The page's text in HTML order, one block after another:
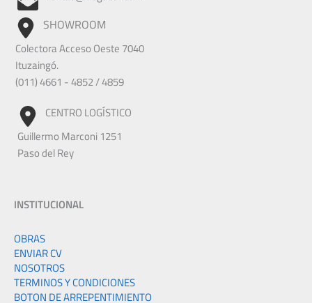
SHOWROOM
Colectora Acceso Oeste 7040
Ituzaingó.
(011) 4661 - 4852 / 4859
CENTRO LOGÍSTICO
Guillermo Marconi 1251
Paso del Rey
INSTITUCIONAL
OBRAS
ENVIAR CV
NOSOTROS
TERMINOS Y CONDICIONES
BOTON DE ARREPENTIMIENTO